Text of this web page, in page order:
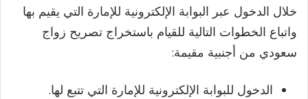
خلال الدخول عبر البوابة الإلكترونية للإمارة التي يقيم بها
واتباع الخطوات التالية للقيام باستخراج تصريح زواج
سعودي من أجنبية مقيمة:
الدخول للبوابة الإلكترونية للإمارة التي تتبع لها.